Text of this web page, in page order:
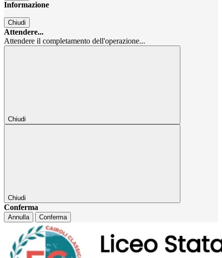
Informazione
Chiudi
Attendere...
Attendere il completamento dell'operazione...
Chiudi
Chiudi
Conferma
Annulla Conferma